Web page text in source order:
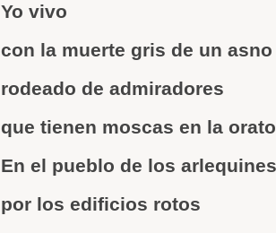
Yo vivo
con la muerte gris de un
rodeado de admiradores
que tienen moscas en la
En el pueblo de los arlequines
por los edificios rotos